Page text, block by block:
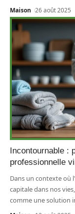
Maison 26 août 2025
Incontournable :
professionnelle
Dans un contexte où
capitale dans nos
comme une solution